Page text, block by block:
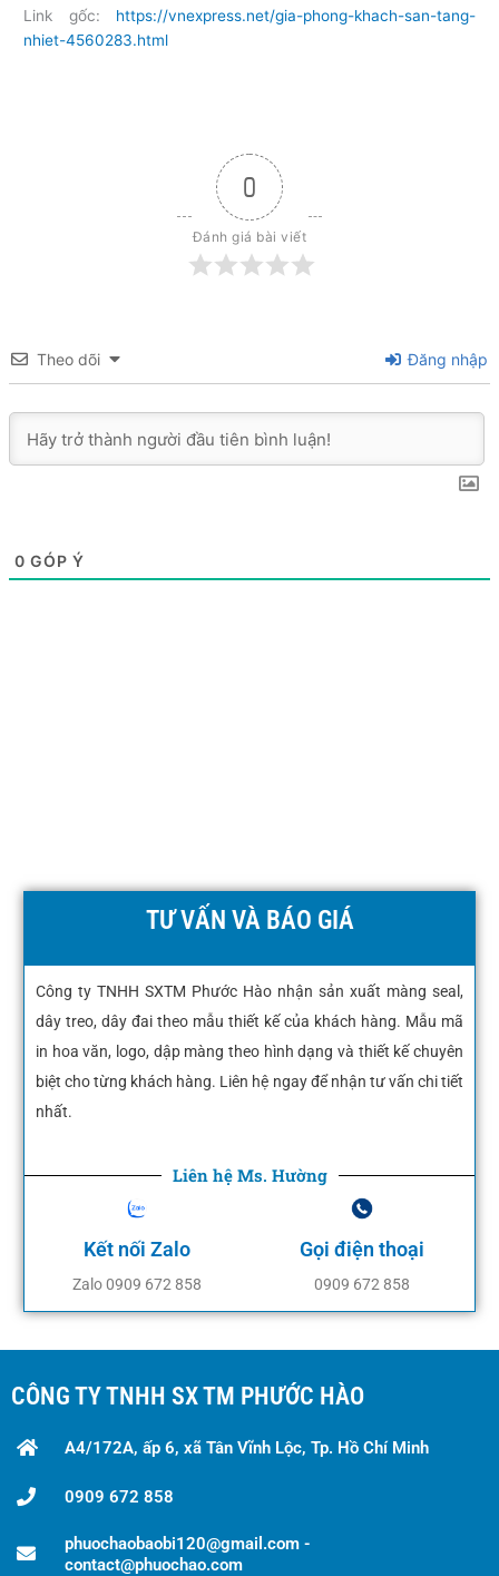
Link gốc: https://vnexpress.net/gia-phong-khach-san-tang-
nhiet-4560283.html
0
Đánh giá bài viết
Theo dõi Đăng nhập
0 GÓP Ý
TƯ VẤN VÀ BÁO GIÁ
Công ty TNHH SXTM Phước Hào nhận sản xuất màng seal,
dây treo, dây đai theo mẫu thiết kế của khách hàng. Mẫu mã
in hoa văn, logo, dập màng theo hình dạng và thiết kế chuyên
biệt cho từng khách hàng. Liên hệ ngay để nhận tư vấn chi tiết
nhất.
Liên hệ Ms. Hường
Kết nối Zalo
Zalo 0909 672 858
Gọi điện thoại
0909 672 858
CÔNG TY TNHH SX TM PHƯỚC HÀO
A4/172A, ấp 6, xã Tân Vĩnh Lộc, Tp. Hồ Chí Minh
0909 672 858
phuochaobaobi120@gmail.com -
contact@phuochao.com